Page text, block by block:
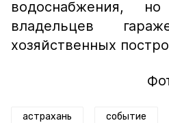
водоснабжения,
владельцев
хозяйственных
астрахань событие